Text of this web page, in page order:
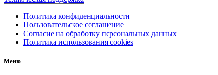
Политика конфиденциальности
Пользовательское соглашение
Согласие на обработку персональных данных
Политика использования cookies
Меню